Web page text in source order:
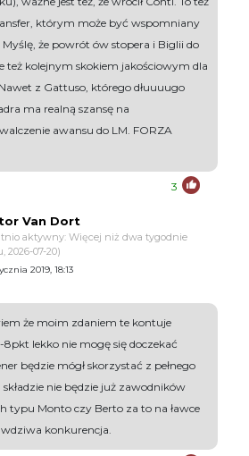
którym może być wspomniany
Myślę, że powrót ów stopera i Biglii do
też kolejnym skokiem jakościowym dla
z Gattuso, którego dłuuuugo
ma realną szansę na
awansu do LM. FORZA
3
Van Dort
aktywny: Więcej niż dwa tygodnie
2026-07-20)
2019, 18:13
że moim zdaniem te kontuje
8pkt lekko nie mogę się doczekać
będzie mógł skorzystać z pełnego
nie będzie już zawodników
typu Monto czy Berto za to na ławce
konkurencja.